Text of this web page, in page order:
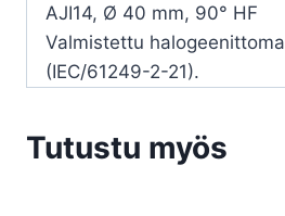
AJI14, Ø 40 mm, 90° HF
Valmistettu
(IEC/61249-2-21).
Tutustu myös